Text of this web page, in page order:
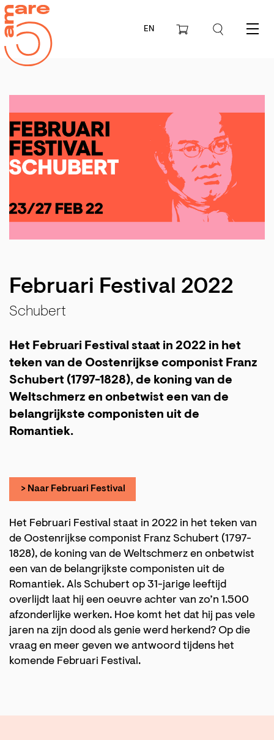
EN Menu
Februari Festival 2022
Schubert
Het Februari Festival staat in 2022 in het
teken van de Oostenrijkse componist Franz
Schubert (1797-1828), de koning van de
Weltschmerz en onbetwist een van de
belangrijkste componisten uit de
Romantiek.
> Naar Februari Festival
Het Februari Festival staat in 2022 in het teken van
de Oostenrijkse componist Franz Schubert (1797-
1828), de koning van de Weltschmerz en onbetwist
een van de belangrijkste componisten uit de
Romantiek. Als Schubert op 31-jarige leeftijd
overlijdt laat hij een oeuvre achter van zo’n 1.500
afzonderlijke werken. Hoe komt het dat hij pas vele
jaren na zijn dood als genie werd herkend? Op die
vraag en meer geven we antwoord tijdens het
komende Februari Festival.